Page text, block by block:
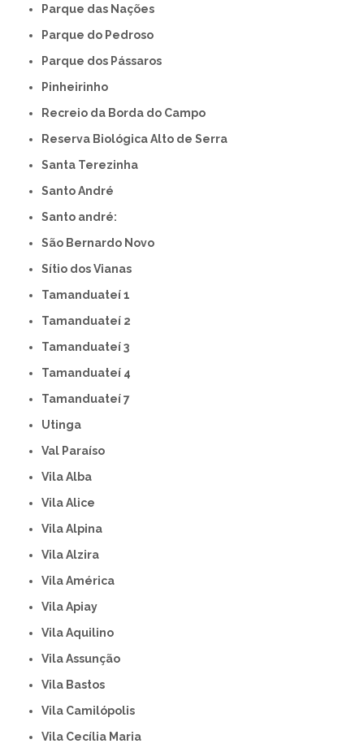
Parque das Nações
Parque do Pedroso
Parque dos Pássaros
Pinheirinho
Recreio da Borda do Campo
Reserva Biológica Alto de Serra
Santa Terezinha
Santo André
Santo andré:
São Bernardo Novo
Sítio dos Vianas
Tamanduateí 1
Tamanduateí 2
Tamanduateí 3
Tamanduateí 4
Tamanduateí 7
Utinga
Val Paraíso
Vila Alba
Vila Alice
Vila Alpina
Vila Alzira
Vila América
Vila Apiay
Vila Aquilino
Vila Assunção
Vila Bastos
Vila Camilópolis
Vila Cecília Maria